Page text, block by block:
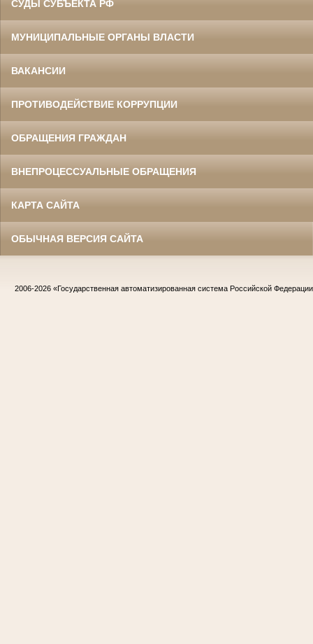
СУДЫ СУБЪЕКТА РФ
МУНИЦИПАЛЬНЫЕ ОРГАНЫ ВЛАСТИ
ВАКАНСИИ
ПРОТИВОДЕЙСТВИЕ КОРРУПЦИИ
ОБРАЩЕНИЯ ГРАЖДАН
ВНЕПРОЦЕССУАЛЬНЫЕ ОБРАЩЕНИЯ
КАРТА САЙТА
ОБЫЧНАЯ ВЕРСИЯ САЙТА
2006-2026 «Государственная автоматизированная система Российской